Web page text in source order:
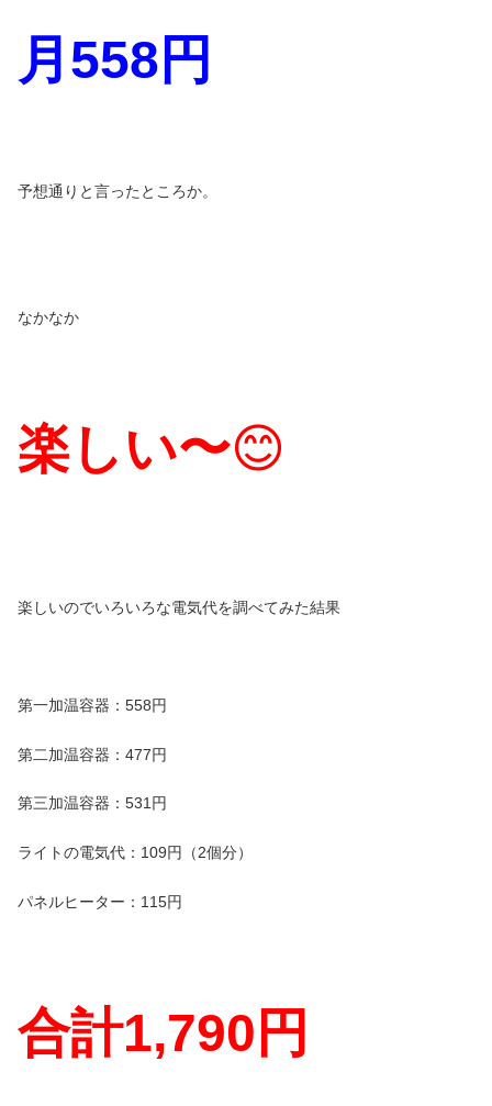
月 558 円
予想通りと言ったところか。
なかなか
楽しい〜😊
楽しいのでいろいろな電気代を調べてみた結果
第一加温容器：558円
第二加温容器：477円
第三加温容器：531円
ライトの電気代：109円（2個分）
パネルヒーター：115円
合計1,790 円